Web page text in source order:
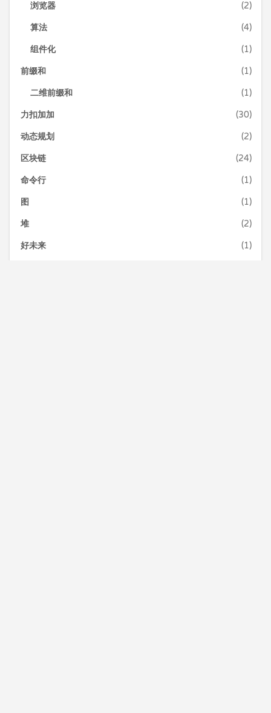
浏览器 (2)
算法 (4)
组件化 (1)
前缀和 (1)
二维前缀和 (1)
力扣加加 (30)
动态规划 (2)
区块链 (24)
命令行 (1)
图 (1)
堆 (2)
好未来 (1)